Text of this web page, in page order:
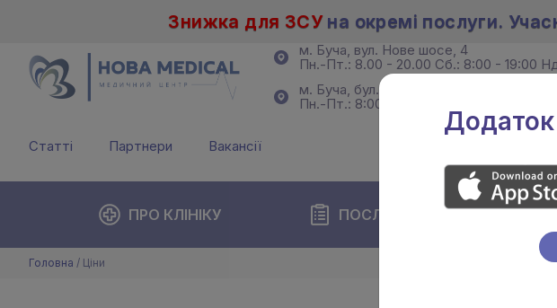
Знижка для ЗСУ на окремі послуги.
м. Буча, вул. Нове шосе, 4
Пн.-Пт.: 8.00 - 20.00 Сб.: 8:00 - 19:00
м. Буча, бул. Б. Хмельницького, 4
Пн.-Пт.: 8:00 - 19:00 Сб. 8:00 - 18:00 Нд.:
Статті Партнери Вакансії
ПРО КЛІНІКУ ПОСЛУГИ
Головна / Ціни